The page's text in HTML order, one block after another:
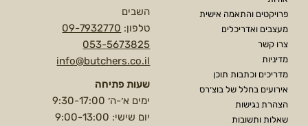
פרויקטים והתאמה אישית
מעצבים ואדריכלים
צרו קשר
מדיניות
מדריכים וכתבות תוכן
אירועים בחלל של בוצ׳רס
הצהרת נגישות
שאלות ותשובות
השבים
טלפון: 09-7932770
053-5673825
info@butchers.co.il
שעות פתיחה
ימים א׳-ה׳ 9:30-17:00
יום שישי: 9:00-13:00